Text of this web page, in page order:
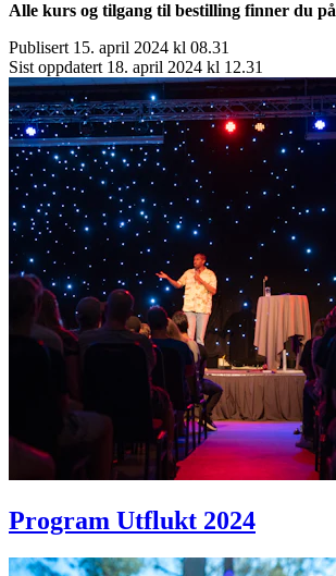
Alle kurs og tilgang til bestilling finner du på
Publisert 15. april 2024 kl 08.31
Sist oppdatert 18. april 2024 kl 12.31
Program Utflukt 2024